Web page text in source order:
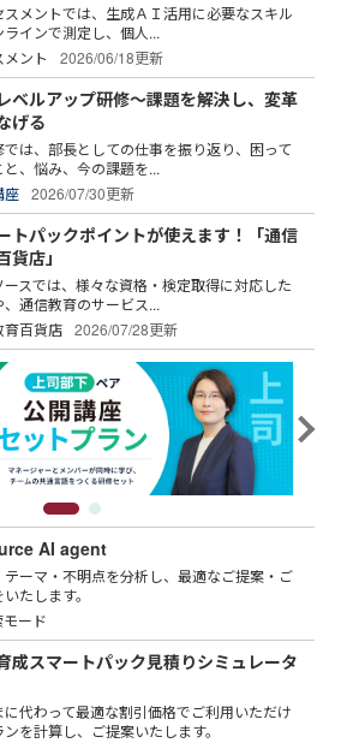
スメントでは、生成ＡＩ活用に必要なスキル
ラインで測定し、個人...
メント
2026/06/18更新
ベルアップ研修～課題を解決し、変革
げる
では、部長としての仕事を振り返り、困って
と、悩み、今の課題を...
座 2026/07/30更新
トパックポイントが使えます！「通信
貨店」
ースでは、様々な資格・検定取得に対応した
、通信教育のサービス...
育百貨店 2026/07/28更新
AI agent
テーマ・不明点を分析し、最適なご提案・ご
たします。
ード
成スマートパック見積りシミュレータ
に代わって最適な割引価格でご利用いただけ
ンを計算し、ご提案いたします。